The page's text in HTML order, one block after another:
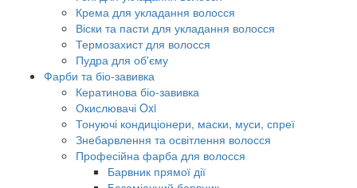
Крема для укладання волосся
Віски та пасти для укладання волосся
Термозахист для волосся
Пудра для об'єму
Фарби та біо-завивка
Кератинова біо-завивка
Окислювачі Oxi
Тонуючі кондиціонери, маски, муси, спреї
Знебарвлення та освітлення волосся
Професійна фарба для волосся
Барвник прямої дії